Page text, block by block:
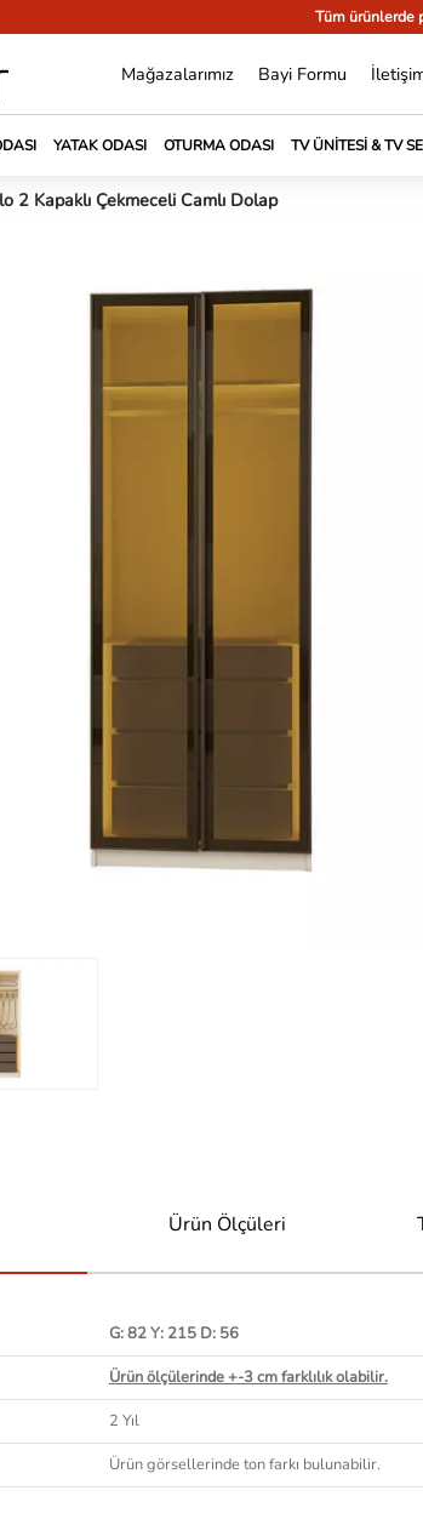
Tüm ürünlerde
Mağazalarımız Bayi Formu
YATAK ODASI OTURMA ODASI TV ÜNITESI & TV
2 Kapaklı Çekmeceli Camlı Dolap
Ürün Ölçüleri
G: 82 Y: 215 D: 56
Ürün ölçülerinde +-3 cm farklılık olabilir.
2 Yıl
Ürün görsellerinde ton farkı bulunabilir.